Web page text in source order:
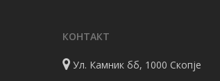
the
product
page
КОНТАКТ
Ул. Камник бб, 1000 Скопје